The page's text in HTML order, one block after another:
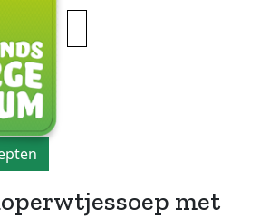
met